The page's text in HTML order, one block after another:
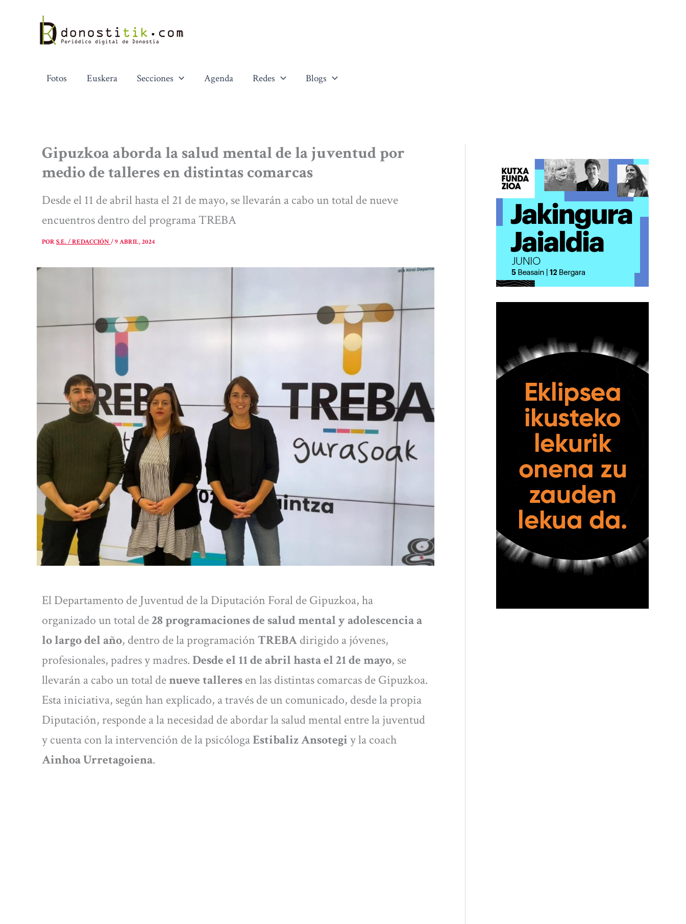
contenido
Fotos Euskera Secciones Agenda Redes Blogs
Gipuzkoa aborda la salud mental de la juventud por
medio de talleres en distintas comarcas
Desde el 11 de abril hasta el 21 de mayo, se llevarán a cabo un total de nueve
encuentros dentro del programa TREBA
PORS.E. / REDACCIÓN/9 ABRIL, 2024
El Departamento de Juventud de la Diputación Foral de Gipuzkoa, ha
organizado un total de28 programaciones de salud mental y adolescencia a
lo largo del año, dentro de la programaciónTREBAdirigido a jóvenes,
profesionales, padres y madres.Desde el 11 de abril hasta el 21 de mayo, se
llevarán a cabo un total denueve talleresen las distintas comarcas de Gipuzkoa.
Esta iniciativa, según han explicado, a través de un comunicado, desde la propia
Diputación, responde a la necesidad de abordar la salud mental entre la juventud
y cuenta con la intervención de la psicólogaEstibaliz Ansotegiy la coach
Ainhoa Urretagoiena.